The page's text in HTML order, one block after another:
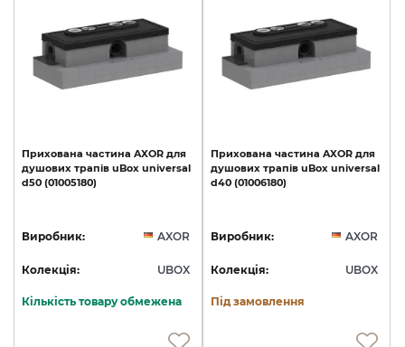
Прихована частина AXOR для
душових трапів uBox universal
d50 (01005180)
Виробник: AXOR
Колекція: UBOX
Кількість товару обмежена
Прихована частина AXOR для
душових трапів uBox universal
d40 (01006180)
Виробник: AXOR
Колекція: UBOX
Під замовлення